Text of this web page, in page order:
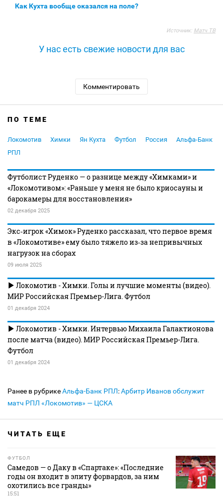
Как Кухта вообще оказался на поле?
Источник: Матч ТВ
У нас есть свежие новости для вас
Комментировать
ПО ТЕМЕ
Локомотив Химки Ян Кухта Футбол Россия
Альфа-Банк
РПЛ
Футболист Руденко — о разнице между «Химками» и
«Локомотивом»: «Раньше у меня не было криосауны и
барокамеры для восстановления»
02 декабря 2025
Экс‑игрок «Химок» Руденко рассказал, что первое время
в «Локомотиве» ему было тяжело из‑за непривычных
нагрузок на сборах
09 июля 2025
Локомотив - Химки. Голы и лучшие моменты (видео).
МИР Российская Премьер-Лига. Футбол
01 декабря 2024
Локомотив - Химки. Интервью Михаила Галактионова
после матча (видео). МИР Российская Премьер-Лига.
Футбол
01 декабря 2024
Ранее в рубрикеАльфа-Банк РПЛ:Арбитр Иванов обслужит
матч РПЛ «Локомотив» — ЦСКА
ЧИТАТЬ ЕЩЕ
ФУТБОЛ
Самедов — о Даку в «Спартаке»: «Последние
годы он входит в элиту форвардов, за ним
охотились все гранды»
15:51